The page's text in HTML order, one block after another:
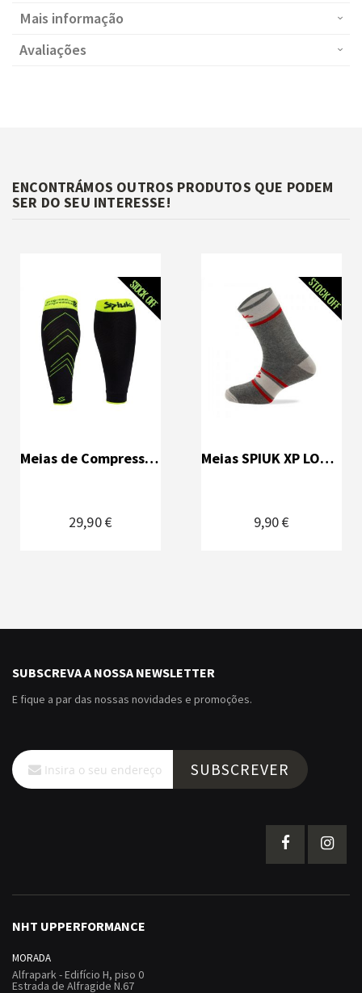
Mais informação
Avaliações
ENCONTRÁMOS OUTROS PRODUTOS QUE PODEM
SER DO SEU INTERESSE!
Meias de Compressão SPIUK BIOMECHANIC XP Unissexo - Preto/Amarelo (S-M)
29,90 €
Meias SPIUK XP LONG Unissexo - Cinzentas (36-39)
9,90 €
SUBSCREVA A NOSSA NEWSLETTER
E fique a par das nossas novidades e promoções.
Subscreva
a
nossa
SUBSCREVER
NHT UPPERFORMANCE
MORADA
Alfrapark - Edifício H, piso 0
Estrada de Alfragide N.67